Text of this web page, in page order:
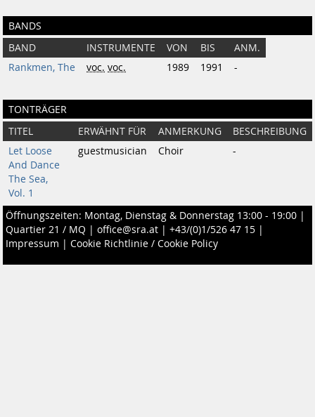
BANDS
BAND INSTRUMENTE VON BIS
ANM.
Rankmen, The
voc. voc. 1989 1991 -
TONTRÄGER
TITEL ERWÄHNT FÜR ANMERKUNG
BESCHREIBUNG
Let Loose
And Dance
The Sea,
Vol. 1
guestmusician Choir -
Öffnungszeiten: Montag, Dienstag & Donnerstag 13:00 - 19:00 |
Quartier 21 / MQ | office@sra.at | +43/(0)1/526 47 15 |
Impressum | Cookie Richtlinie / Cookie Policy